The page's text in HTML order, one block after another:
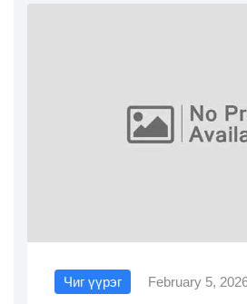
Чиг үүрэг February 5,